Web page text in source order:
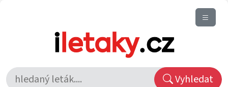
Vyhledat